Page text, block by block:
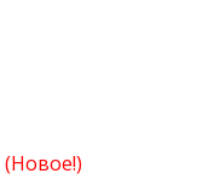
(Новое!)